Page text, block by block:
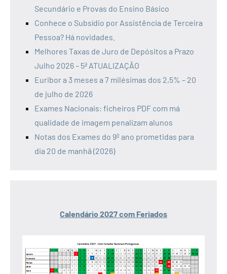
Secundário e Provas do Ensino Básico
Conhece o Subsídio por Assistência de Terceira
Pessoa? Há novidades.
Melhores Taxas de Juro de Depósitos a Prazo
Julho 2026 – 5ª ATUALIZAÇÃO
Euribor a 3 meses a 7 milésimas dos 2,5% – 20
de julho de 2026
Exames Nacionais: ficheiros PDF com má
qualidade de imagem penalizam alunos
Notas dos Exames do 9º ano prometidas para
dia 20 de manhã (2026)
Calendário 2027 com Feriados